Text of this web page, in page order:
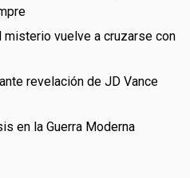
vuelve a cruzarse con
revelación de JD Vance
en la Guerra Moderna